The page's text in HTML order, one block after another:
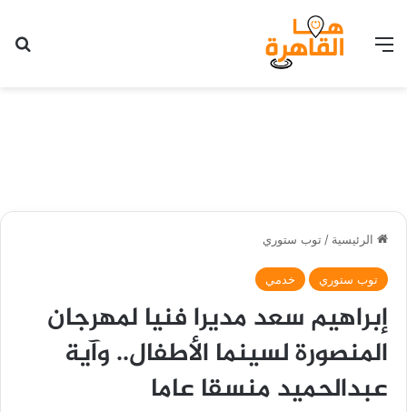
القائمة
الرئيسية / توب ستوري
توب ستوري خدمي
إبراهيم سعد مديرا فنيا لمهرجان
المنصورة لسينما الأطفال.. وآية
عبدالحميد منسقا عاما